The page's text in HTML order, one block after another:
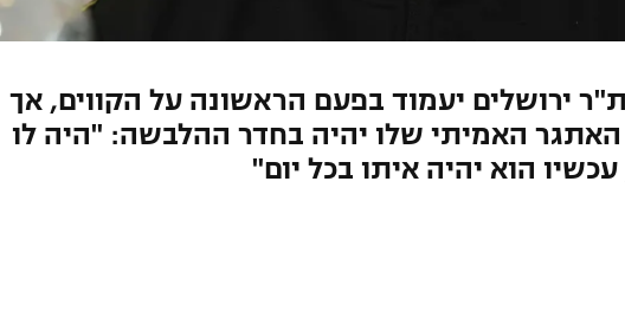
ירושלים יעמוד בפעם הראשונה על הקווים, אך
האתגר האמיתי שלו יהיה בחדר ההלבשה: "היה לו
הוא יהיה איתו בכל יום"